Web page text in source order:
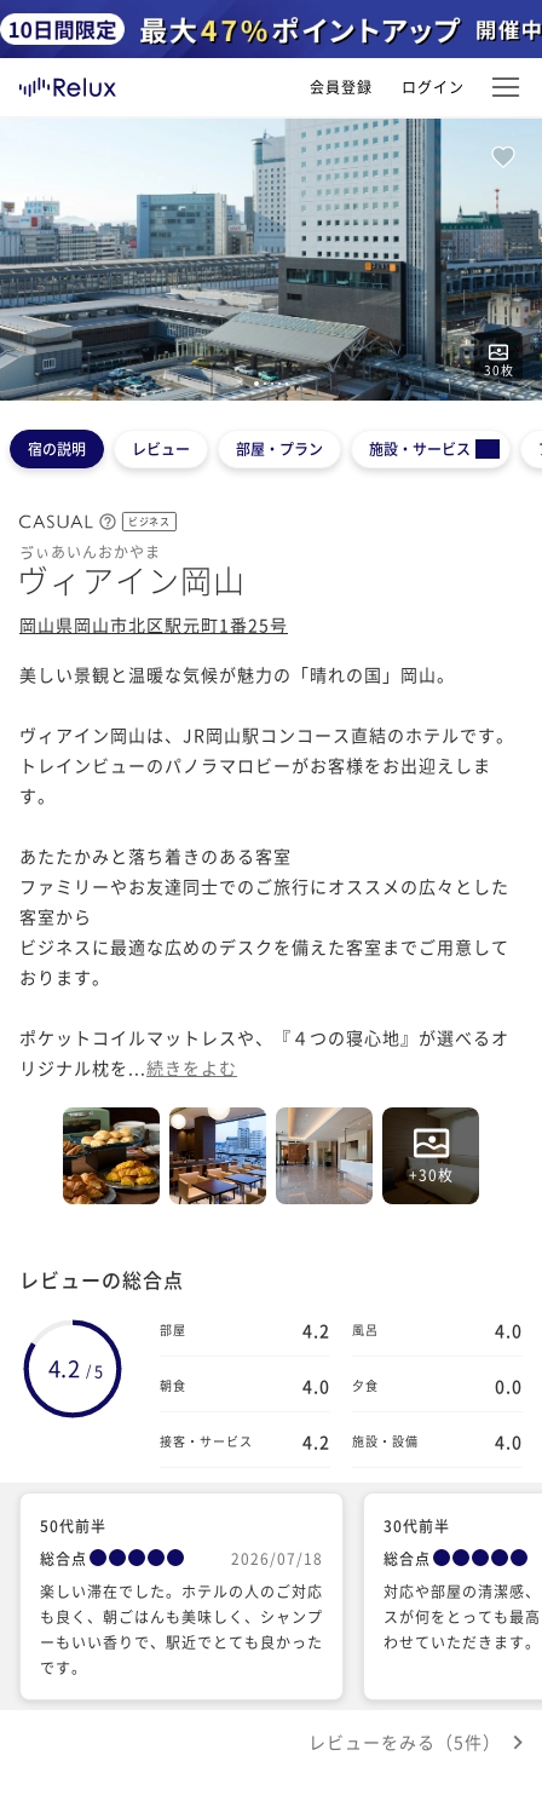
会員登録 ログイン
30枚
12345
宿の説明 レビュー 部屋・プラン 施設・サービス
ビジネス
ゔぃあいんおかやま
ヴィアイン岡山
岡山県岡山市北区駅元町1番25号
美しい景観と温暖な気候が魅力の「晴れの国」岡山。
ヴィアイン岡山は、JR岡山駅コンコース直結のホテルです。
トレインビューのパノラマロビーがお客様をお出迎えしま
す。
あたたかみと落ち着きのある客室
ファミリーやお友達同士でのご旅行にオススメの広々とした
客室から
ビジネスに最適な広めのデスクを備えた客室までご用意して
おります。
ポケットコイルマットレスや、『４つの寝心地』が選べるオ
リジナル枕を... 続きをよむ
+30枚
レビューの総合点
4.2 /5
部屋 4.2 風呂 4.0
朝食 4.0 夕食 0.0
接客・サービス 4.2 施設・設備 4.0
50代前半
総合点
2026/07/18
楽しい滞在でした。ホテルの人のご対応
も良く、朝ごはんも美味しく、シャンプ
ーもいい香りで、駅近でとても良かった
です。
30代前半
総合点
対応や部屋の清潔感
スが何をとっても最高で
わせていただきます。
レビューをみる（5件）